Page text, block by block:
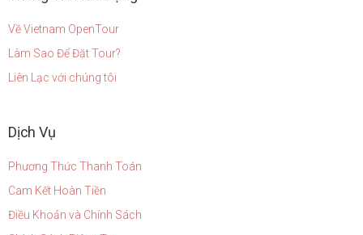
Về Vietnam OpenTour
Làm Sao Để Đặt Tour?
Liên Lạc với chúng tôi
Dịch Vụ
Phương Thức Thanh Toán
Cam Kết Hoàn Tiền
Điều Khoản và Chính Sách